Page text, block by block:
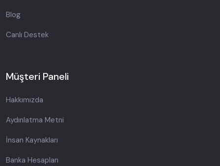
Blog
Canlı Destek
Müşteri Paneli
Hakkımızda
Aydınlatma Metni
İnsan Kaynakları
Banka Hesapları